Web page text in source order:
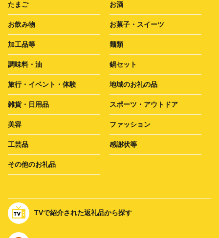
たまご お酒
お飲み物 お菓子・スイーツ
加工品等 麺類
調味料・油 鍋セット
旅行・イベント・体験 地域のお礼の品
雑貨・日用品 スポーツ・アウトドア
美容 ファッション
工芸品 感謝状等
その他のお礼品
TVで紹介された返礼品から探す